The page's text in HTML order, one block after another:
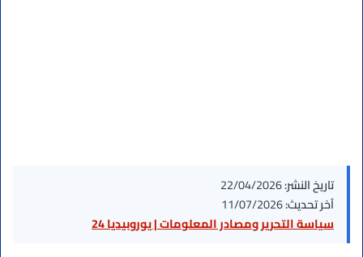
تاريخ النشر:22/04/2026
آخر تحديث:11/07/2026
سياسة التحرير ومصادر المعلومات | يوروبيديا 24